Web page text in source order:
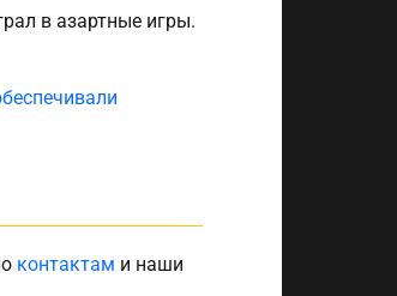
в азартные игры.
контактам и наши